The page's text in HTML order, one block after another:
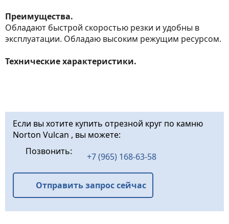
Преимущества.
Обладают быстрой скоростью резки и удобны в
эксплуатации. Обладаю высоким режущим ресурсом.
Технические характеристики.
Если вы хотите купить отрезной круг по камню
Norton Vulcan , вы можете:
Позвонить:
+7 (965) 168-63-58
Отправить запрос сейчас